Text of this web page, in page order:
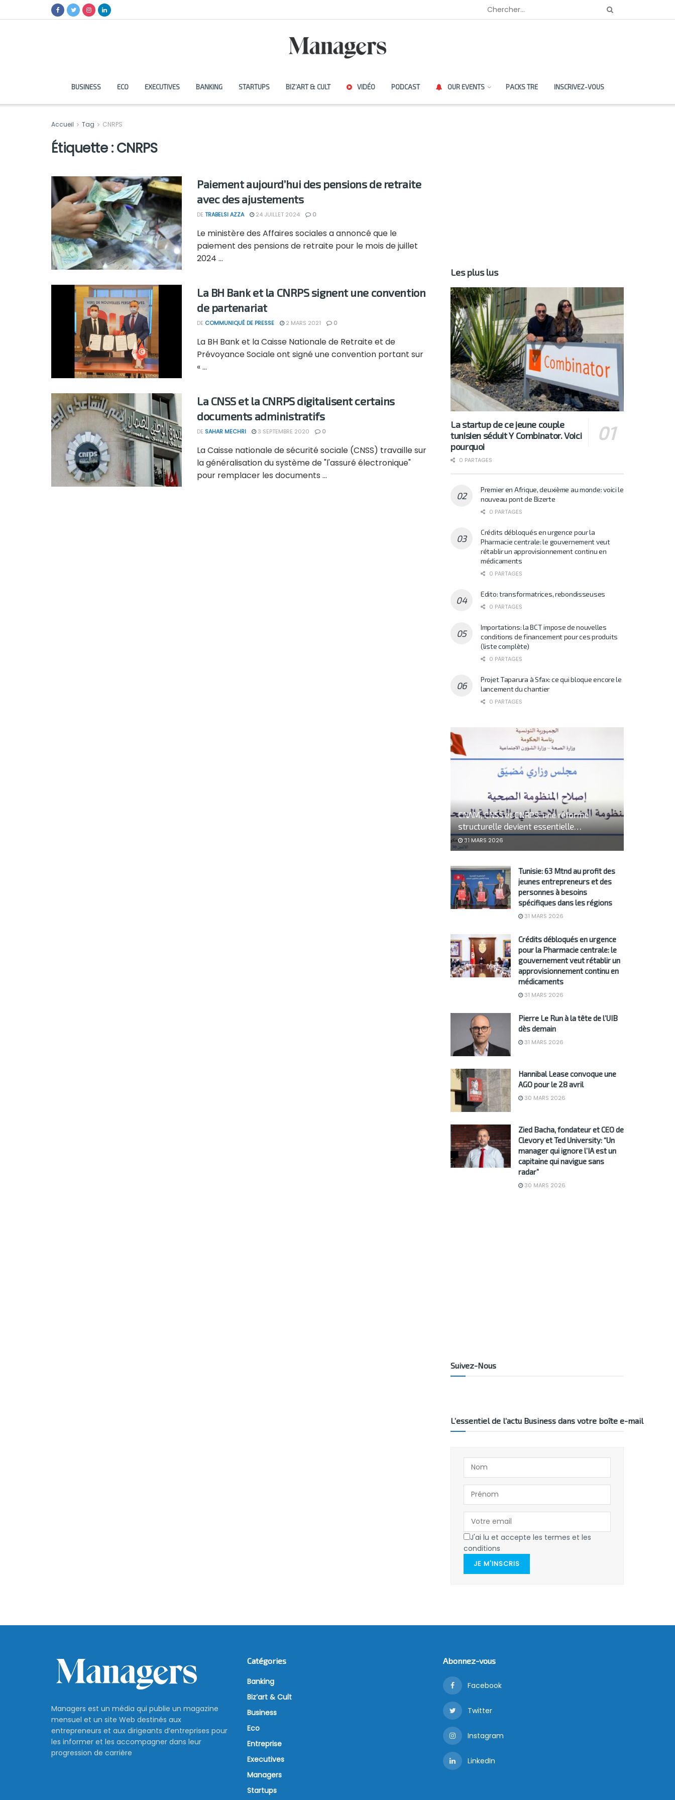
BUSINESS ECO EXECUTIVES BANKING STARTUPS BIZ’ART & CULT VIDÉO PODCAST OUR EVENTS PACKS TRE INSCRIVEZ-VOUS
Accueil Tag CNRPS
Étiquette :CNRPS
Paiement aujourd’hui des pensions de retraite
avec des ajustements
DE TRABELSI AZZA 24 JUILLET 2024 0
Le ministère des Affaires sociales a annoncé que le
paiement des pensions de retraite pour le mois de juillet
2024 ...
La BH Bank et la CNRPS signent une convention
de partenariat
DE COMMUNIQUÉ DE PRESSE 2 MARS 2021 0
La BH Bank et la Caisse Nationale de Retraite et de
Prévoyance Sociale ont signé une convention portant sur
« ...
La CNSS et la CNRPS digitalisent certains
documents administratifs
DE SAHAR MECHRI 3 SEPTEMBRE 2020 0
La Caisse nationale de sécurité sociale (CNSS) travaille sur
la généralisation du système de "l'assuré électronique"
pour remplacer les documents ...
Les plus lus
La startup de ce jeune couple
tunisien séduit Y Combinator. Voici
pourquoi
0 PARTAGES
Premier en Afrique, deuxième au monde: voici le
nouveau pont de Bizerte
0 PARTAGES
Crédits débloqués en urgence pour la
Pharmacie centrale: le gouvernement veut
rétablir un approvisionnement continu en
médicaments
0 PARTAGES
Edito: transformatrices, rebondisseuses
0 PARTAGES
Importations: la BCT impose de nouvelles
conditions de financement pour ces produits
(liste complète)
0 PARTAGES
Projet Taparura à Sfax: ce qui bloque encore le
lancement du chantier
0 PARTAGES
CNAM, CNSS et CNRPS: une réforme
structurelle devient essentielle…
31 MARS 2026
Tunisie: 63 Mtnd au profit des
jeunes entrepreneurs et des
personnes à besoins
spécifiques dans les régions
31 MARS 2026
Crédits débloqués en urgence
pour la Pharmacie centrale: le
gouvernement veut rétablir un
approvisionnement continu en
médicaments
31 MARS 2026
Pierre Le Run à la tête de l’UIB
dès demain
31 MARS 2026
Hannibal Lease convoque une
AGO pour le 28 avril
30 MARS 2026
Zied Bacha, fondateur et CEO de
Clevory et Ted University: “Un
manager qui ignore l’IA est un
capitaine qui navigue sans
radar”
30 MARS 2026
Suivez-Nous
L’essentiel de l’actu Business dans votre boîte e-mail
J'ai lu et accepte les termes et les
conditions
JE M'INSCRIS
Managers est un média qui publie un magazine
mensuel et un site Web destinés aux
entrepreneurs et aux dirigeants d’entreprises pour
les informer et les accompagner dans leur
progression de carrière
Catégories
Banking
Biz’art & Cult
Business
Eco
Entreprise
Executives
Managers
Startups
Abonnez-vous
Facebook
Twitter
Instagram
LinkedIn